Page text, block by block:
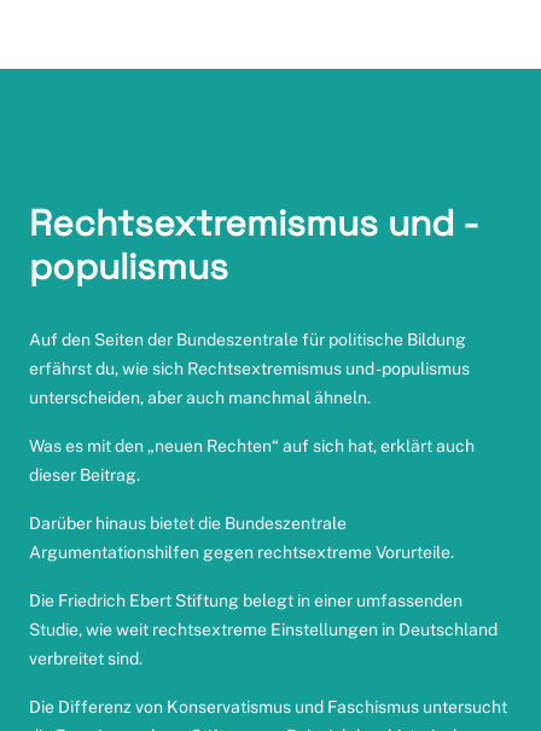
Rechtsextremismus und -
populismus
Auf den Seiten der Bundeszentrale für politische Bildung
erfährst du, wie sich Rechtsextremismus und -populismus
unterscheiden, aber auch manchmal ähneln.
Was es mit den „neuen Rechten“ auf sich hat, erklärt auch
dieser Beitrag.
Darüber hinaus bietet die Bundeszentrale
Argumentationshilfen gegen rechtsextreme Vorurteile.
Die Friedrich Ebert Stiftung belegt in einer umfassenden
Studie, wie weit rechtsextreme Einstellungen in Deutschland
verbreitet sind.
Die Differenz von Konservatismus und Faschismus untersucht